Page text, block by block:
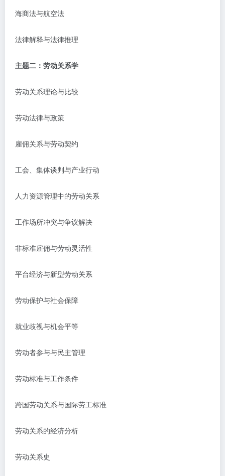
海商法与航空法
法律解释与法律推理
主题二：劳动关系学
劳动关系理论与比较
劳动法律与政策
雇佣关系与劳动契约
工会、集体谈判与产业行动
人力资源管理中的劳动关系
工作场所冲突与争议解决
非标准雇佣与劳动灵活性
平台经济与新型劳动关系
劳动保护与社会保障
就业歧视与机会平等
劳动者参与与民主管理
劳动标准与工作条件
跨国劳动关系与国际劳工标准
劳动关系的经济分析
劳动关系史